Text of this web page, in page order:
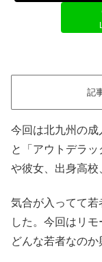
記
今回は北九州の
と「アウトデラ
や彼女、出身高校
気合が入ってて
した。今回はリ
どんな若者なのか